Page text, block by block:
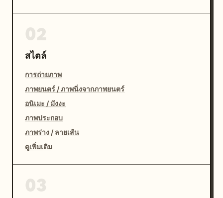
สไตล์
การถ่ายภาพ
ภาพยนตร์ / ภาพนิ่งจากภาพยนตร์
อนิเมะ / มังงะ
ภาพประกอบ
ภาพร่าง / ลายเส้น
ดูเพิ่มเติม